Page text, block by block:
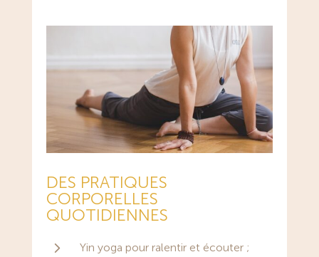
DES PRATIQUES
CORPORELLES
QUOTIDIENNES
5
Yin yoga pour ralentir et écouter ;